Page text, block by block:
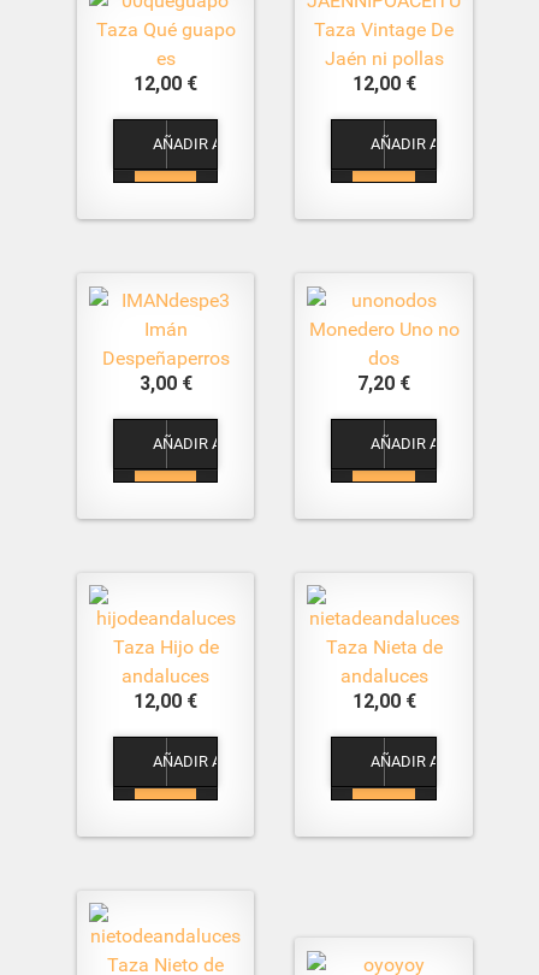
Taza Qué guapo
es
12,00 €
1
Taza Vintage De
Jaén ni pollas
12,00 €
1
Imán
Despeñaperros
3,00 €
1
Monedero Uno no
dos
7,20 €
1
Taza Hijo de
andaluces
12,00 €
1
Taza Nieta de
andaluces
12,00 €
1
Taza Nieto de